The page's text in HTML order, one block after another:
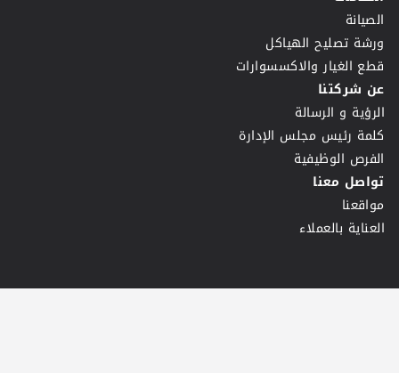
الصيانة
ورشة تصليح الهياكل
قطع الغيار والاكسسوارات
عن شركتنا
الرؤية و الرسالة
كلمة رئيس مجلس الإدارة
الفرص الوظيفية
تواصل معنا
مواقعنا
العناية بالعملاء